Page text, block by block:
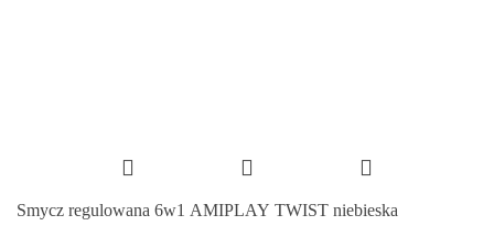
Smycz regulowana 6w1 AMIPLAY TWIST niebieska